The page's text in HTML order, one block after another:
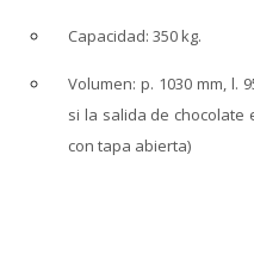
Capacidad: 350 kg.
Volumen: p. 1030 mm, l.
si la salida de chocolate
con tapa abierta)